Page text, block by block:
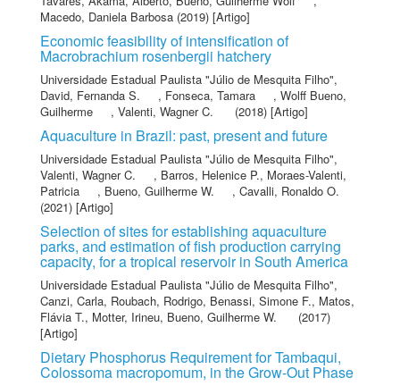
Macedo, Daniela Barbosa (2019) [Artigo]
Economic feasibility of intensification of
Macrobrachium rosenbergii hatchery
Universidade Estadual Paulista "Júlio de Mesquita Filho",
David, Fernanda S.
, Fonseca, Tamara , Wolff Bueno,
Guilherme
, Valenti, Wagner C. (2018) [Artigo]
Aquaculture in Brazil: past, present and future
Universidade Estadual Paulista "Júlio de Mesquita Filho",
Valenti, Wagner C.
, Barros, Helenice P., Moraes-Valenti,
Patricia
, Bueno, Guilherme W. , Cavalli, Ronaldo O.
(2021) [Artigo]
Selection of sites for establishing aquaculture
parks, and estimation of fish production carrying
capacity, for a tropical reservoir in South America
Universidade Estadual Paulista "Júlio de Mesquita Filho",
Canzi, Carla, Roubach, Rodrigo, Benassi, Simone F., Matos,
Flávia T., Motter, Irineu, Bueno, Guilherme W.
(2017)
[Artigo]
Dietary Phosphorus Requirement for Tambaqui,
Colossoma macropomum, in the Grow‐Out Phase